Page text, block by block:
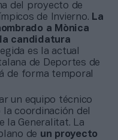
del proyecto de
de Invierno. La
a Mònica
candidatura
es la actual
de Deportes de
de forma temporal
un equipo técnico
coordinación del
la Generalitat. La
de un proyecto